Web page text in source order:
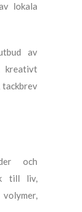
lokala
av
kreativt
tackbrev
och
till liv,